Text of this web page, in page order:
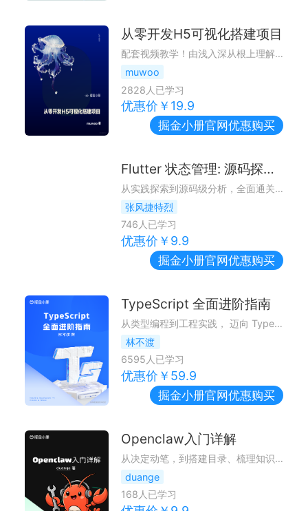
从零开发H5可视化搭建项目
配套视频教学！由浅入深从根上理解可视化搭建这回事，紧贴业务设计符合业务需要的搭建体系。
muwoo
2828 人已学习
优惠价￥ 19.9
掘金小册官网优惠购买
Flutter 状态管理: 源码探索与实战
从实践探索到源码级分析，全面通关 Flutter 状态管理。
张风捷特烈
746人已学习
优惠价￥ 9.9
掘金小册官网优惠购买
TypeScript 全面进阶指南
从类型编程到工程实践， 迈向 TypeScript 高级玩家
林不渡
6595 人已学习
优惠价￥ 59.9
掘金小册官网优惠购买
Openclaw入门详解
从决定动笔，到搭建目录、梳理知识点、反复推敲每一段示例、修正每一处细节，这段写作的过程，对我而言，也是一次重新沉淀、重新理解 OpenClaw 的旅程
duange
168 人已学习